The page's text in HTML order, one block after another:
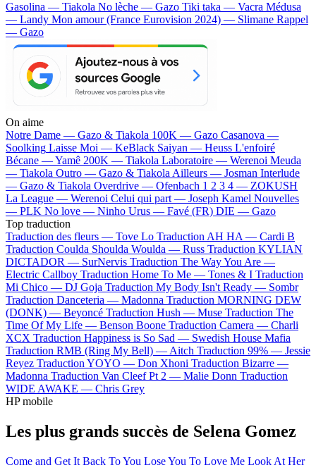
Gasolina — Tiakola No lèche — Gazo Tiki taka — Vacra Médusa
— Landy Mon amour (France Eurovision 2024) — Slimane Rappel
— Gazo
On aime
Notre Dame — Gazo & Tiakola 100K — Gazo Casanova —
Soolking Laisse Moi — KeBlack Saiyan — Heuss L'enfoiré
Bécane —Yamê 200K — Tiakola Laboratoire — Werenoi Meuda
— Tiakola Outro — Gazo & TiakolaAilleurs — Josman Interlude
— Gazo & Tiakola Overdrive — Ofenbach 1 2 3 4 — ZOKUSH
La League — Werenoi Celui qui part — Joseph Kamel Nouvelles
— PLK No love — Ninho Urus — Favé (FR) DIE — Gazo
Top traduction
Traduction des fleurs — Tove Lo Traduction AH HA — Cardi B
Traduction Coulda Shoulda Woulda — Russ Traduction KYLIAN
DICTADOR — SurNervis Traduction The Way You Are —
Electric Callboy Traduction Home To Me — Tones & I Traduction
Mi Chico — DJ Goja Traduction My Body Isn't Ready — Sombr
Traduction Danceteria — Madonna Traduction MORNING DEW
(DONK) — Beyoncé Traduction Hush — Muse Traduction The
Time Of My Life — Benson Boone Traduction Camera — Charli
XCX Traduction Happiness is So Sad — Swedish House Mafia
Traduction RMB (Ring My Bell) —Aitch Traduction 99% — Jessie
Reyez Traduction YOYO — Don Xhoni Traduction Bizarre —
Madonna Traduction Van Cleef Pt 2 — Malie Donn Traduction
WIDE AWAKE — Chris Grey
HP mobile
Les plus grands succès de Selena Gomez
Come and Get It Back To You Lose You To Love Me Look At Her